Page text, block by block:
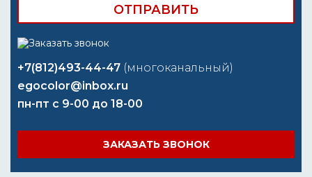
+7(812)493-44-47 (многоканальный)
egocolor@inbox.ru
пн-пт с 9-00 до 18-00
ЗАКАЗАТЬ ЗВОНОК